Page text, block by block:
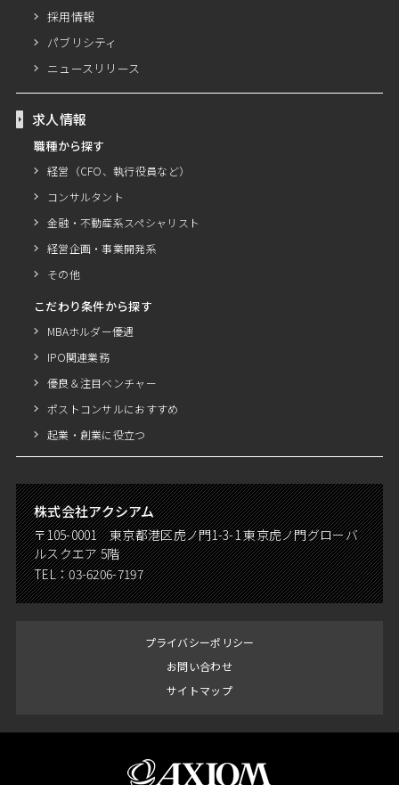
採用情報
パブリシティ
ニュースリリース
求人情報
職種から探す
経営（CFO、執行役員など）
コンサルタント
金融・不動産系スペシャリスト
経営企画・事業開発系
その他
こだわり条件から探す
MBAホルダー優遇
IPO関連業務
優良＆注目ベンチャー
ポストコンサルにおすすめ
起業・創業に役立つ
株式会社アクシアム
〒105-0001 東京都港区虎ノ門1-3-1 東京虎ノ門グローバ
ルスクエア 5階
TEL：03-6206-7197
プライバシーポリシー
お問い合わせ
サイトマップ